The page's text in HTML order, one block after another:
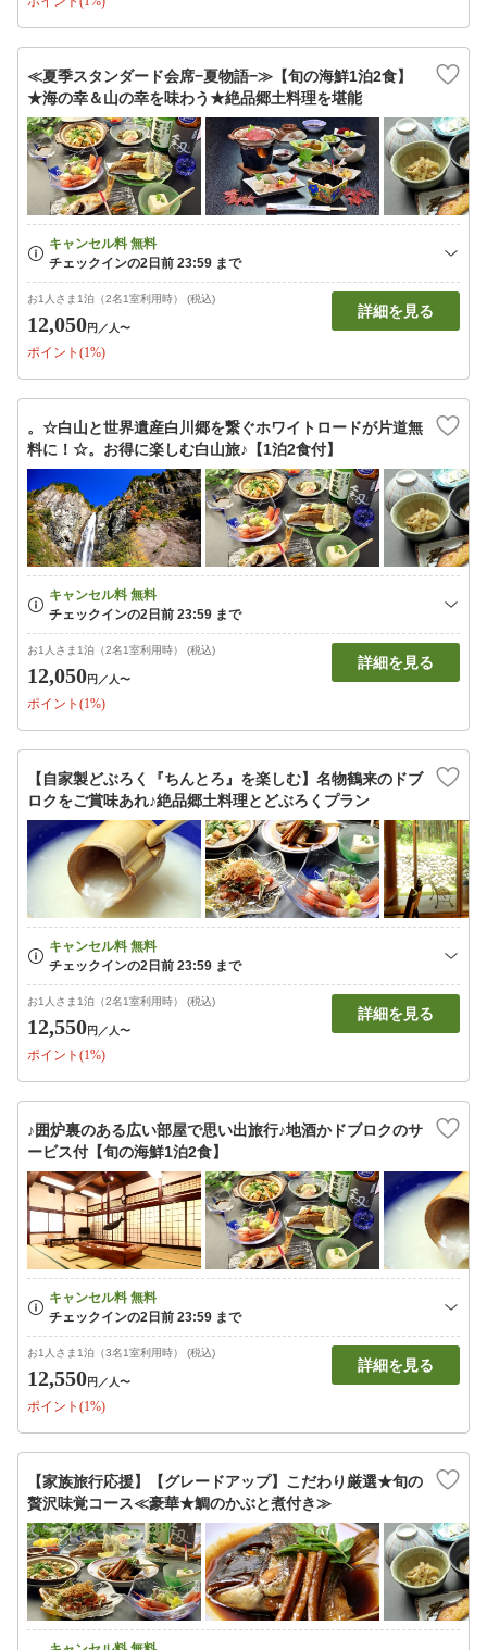
≪夏季スタンダード会席−夏物語−≫【旬の海鮮1泊2食】
★海の幸＆山の幸を味わう★絶品郷土料理を堪能
お1人さま1泊（2名1室利用時） (税込)
12,050円 ／人〜
ポイント(1%)
詳細を見る
。☆白山と世界遺産白川郷を繋ぐホワイトロードが片道無
料に！☆。お得に楽しむ白山旅♪【1泊2食付】
お1人さま1泊（2名1室利用時） (税込)
12,050円 ／人〜
ポイント(1%)
詳細を見る
【自家製どぶろく『ちんとろ』を楽しむ】名物鶴来のドブ
ロクをご賞味あれ♪絶品郷土料理とどぶろくプラン
お1人さま1泊（2名1室利用時） (税込)
12,550円 ／人〜
ポイント(1%)
詳細を見る
♪囲炉裏のある広い部屋で思い出旅行♪地酒かドブロクのサ
ービス付【旬の海鮮1泊2食】
お1人さま1泊（3名1室利用時） (税込)
12,550円 ／人〜
ポイント(1%)
詳細を見る
【家族旅行応援】【グレードアップ】こだわり厳選★旬の
贅沢味覚コース≪豪華★鯛のかぶと煮付き≫